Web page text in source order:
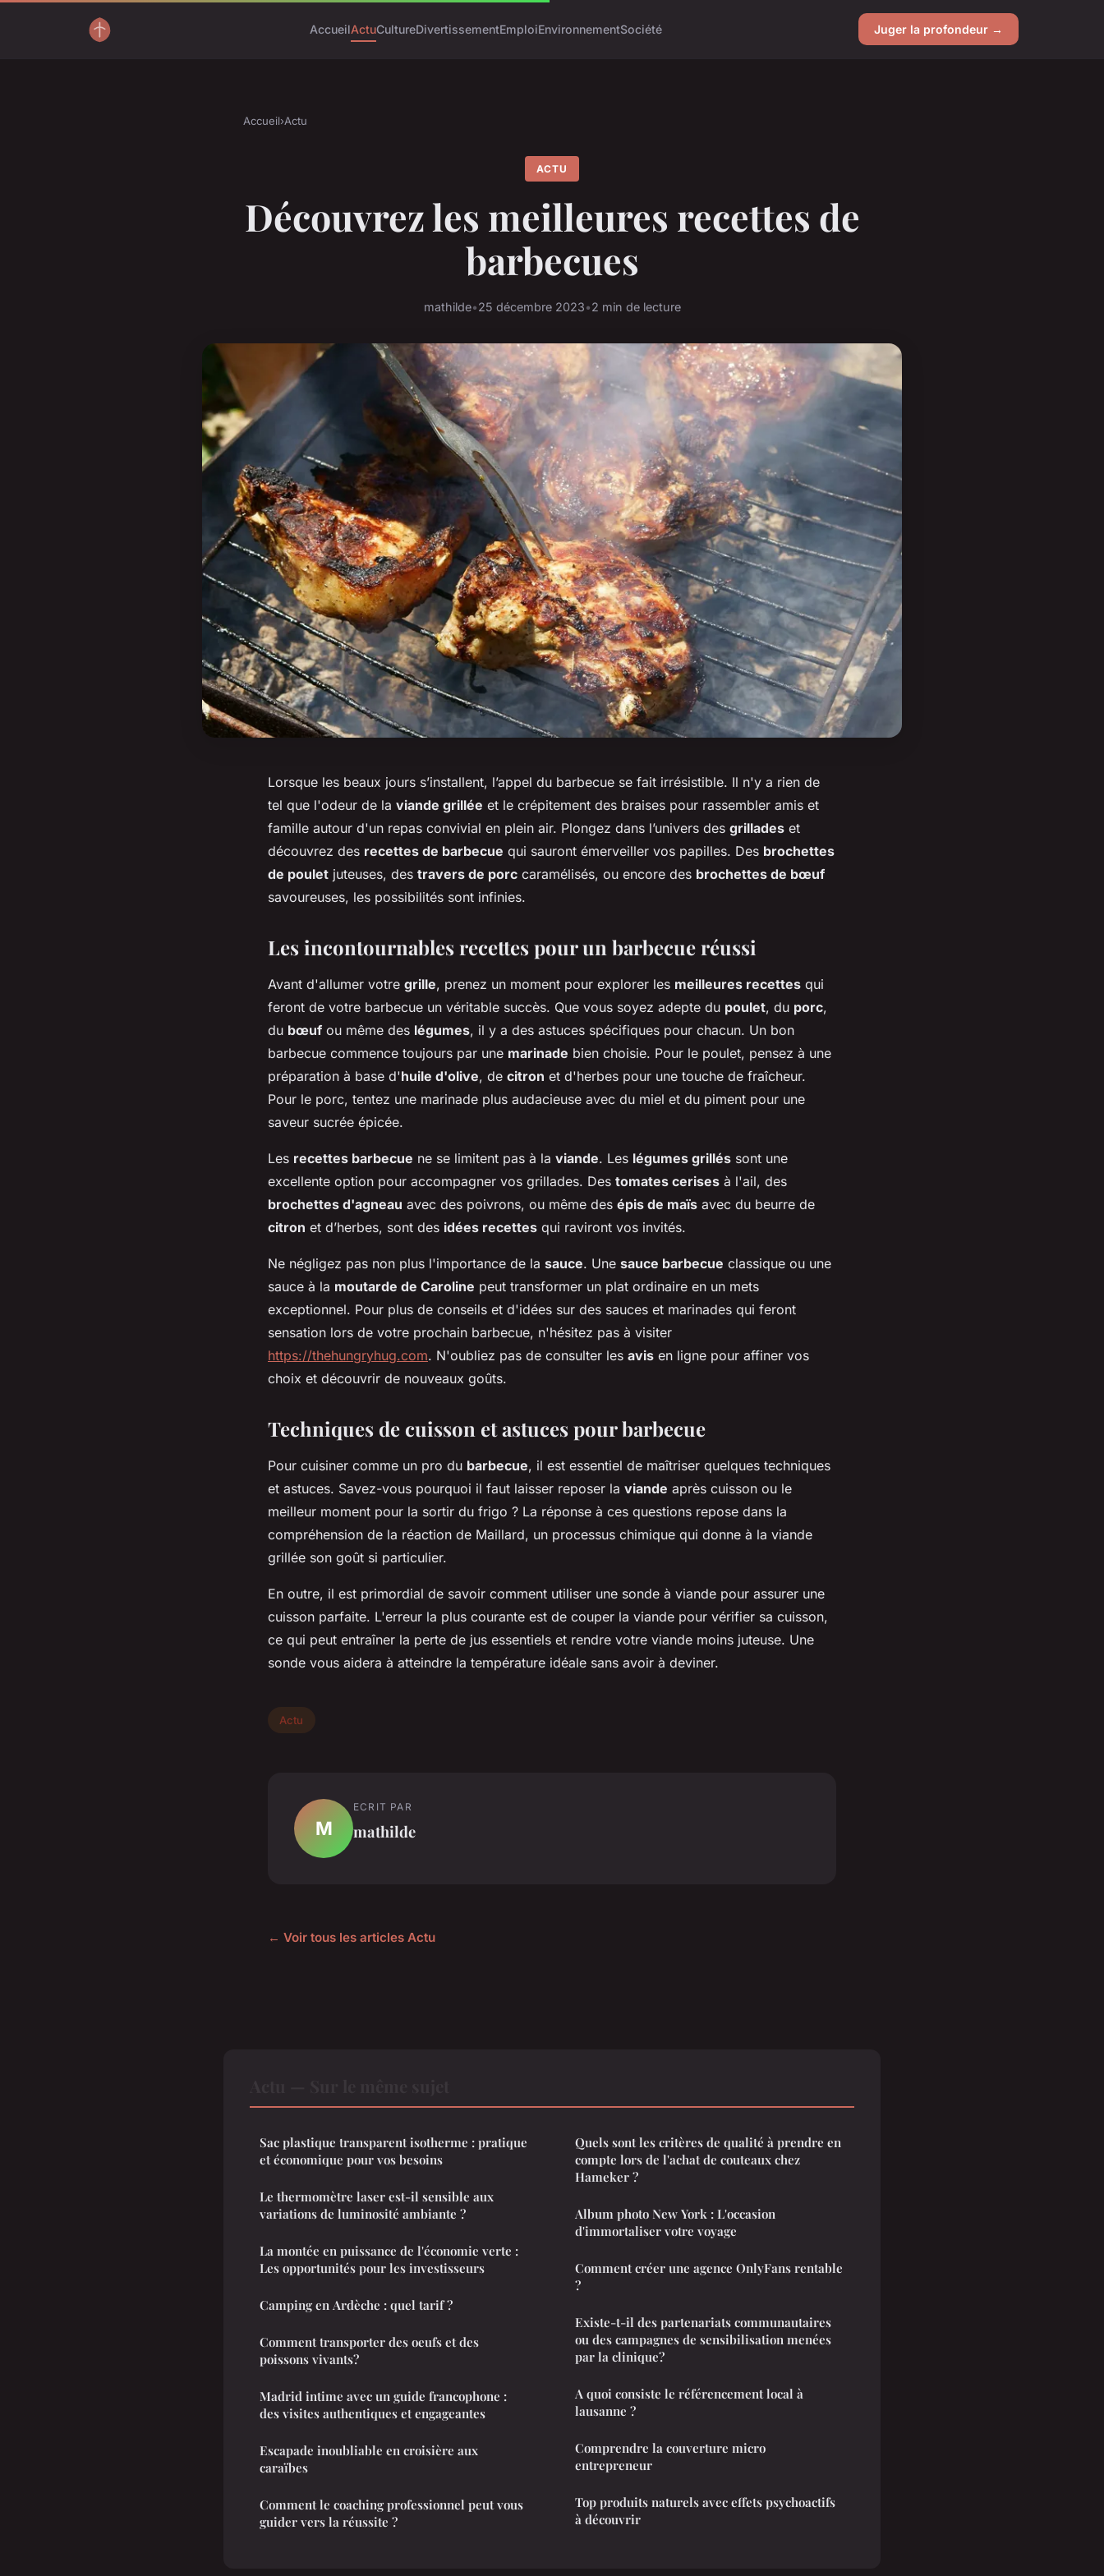
AccueilActuCultureDivertissementEmploiEnvironnementSociété Juger la profondeur →
Accueil›Actu
ACTU
Découvrez les meilleures recettes de
barbecues
mathilde•25 décembre 2023•2 min de lecture
Lorsque les beaux jours s’installent, l’appel du barbecue se fait irrésistible. Il n'y a rien de
tel que l'odeur de la viande grillée et le crépitement des braises pour rassembler amis et
famille autour d'un repas convivial en plein air. Plongez dans l’univers des grillades et
découvrez des recettes de barbecue qui sauront émerveiller vos papilles. Des brochettes
de poulet juteuses, des travers de porc caramélisés, ou encore des brochettes de bœuf
savoureuses, les possibilités sont infinies.
Les incontournables recettes pour un barbecue réussi
Avant d'allumer votre grille, prenez un moment pour explorer les meilleures recettes qui
feront de votre barbecue un véritable succès. Que vous soyez adepte du poulet, du porc,
du bœuf ou même des légumes, il y a des astuces spécifiques pour chacun. Un bon
barbecue commence toujours par une marinade bien choisie. Pour le poulet, pensez à une
préparation à base d'huile d'olive, de citron et d'herbes pour une touche de fraîcheur.
Pour le porc, tentez une marinade plus audacieuse avec du miel et du piment pour une
saveur sucrée épicée.
Les recettes barbecue ne se limitent pas à la viande. Les légumes grillés sont une
excellente option pour accompagner vos grillades. Des tomates cerises à l'ail, des
brochettes d'agneau avec des poivrons, ou même des épis de maïs avec du beurre de
citron et d’herbes, sont des idées recettes qui raviront vos invités.
Ne négligez pas non plus l'importance de la sauce. Une sauce barbecue classique ou une
sauce à la moutarde de Caroline peut transformer un plat ordinaire en un mets
exceptionnel. Pour plus de conseils et d'idées sur des sauces et marinades qui feront
sensation lors de votre prochain barbecue, n'hésitez pas à visiter
https://thehungryhug.com. N'oubliez pas de consulter les avis en ligne pour affiner vos
choix et découvrir de nouveaux goûts.
Techniques de cuisson et astuces pour barbecue
Pour cuisiner comme un pro du barbecue, il est essentiel de maîtriser quelques techniques
et astuces. Savez-vous pourquoi il faut laisser reposer la viande après cuisson ou le
meilleur moment pour la sortir du frigo ? La réponse à ces questions repose dans la
compréhension de la réaction de Maillard, un processus chimique qui donne à la viande
grillée son goût si particulier.
En outre, il est primordial de savoir comment utiliser une sonde à viande pour assurer une
cuisson parfaite. L'erreur la plus courante est de couper la viande pour vérifier sa cuisson,
ce qui peut entraîner la perte de jus essentiels et rendre votre viande moins juteuse. Une
sonde vous aidera à atteindre la température idéale sans avoir à deviner.
Actu
M
ECRIT PAR
mathilde
← Voir tous les articles Actu
Sac plastique transparent isotherme : pratique
et économique pour vos besoins
Le thermomètre laser est-il sensible aux
variations de luminosité ambiante ?
La montée en puissance de l'économie verte :
Les opportunités pour les investisseurs
Camping en Ardèche : quel tarif ?
Comment transporter des oeufs et des
poissons vivants?
Madrid intime avec un guide francophone :
des visites authentiques et engageantes
Escapade inoubliable en croisière aux
caraïbes
Comment le coaching professionnel peut vous
guider vers la réussite ?
Quels sont les critères de qualité à prendre en
compte lors de l'achat de couteaux chez
Hameker ?
Album photo New York : L'occasion
d'immortaliser votre voyage
Comment créer une agence OnlyFans rentable
?
Existe-t-il des partenariats communautaires
ou des campagnes de sensibilisation menées
par la clinique?
A quoi consiste le référencement local à
lausanne ?
Comprendre la couverture micro
entrepreneur
Top produits naturels avec effets psychoactifs
à découvrir